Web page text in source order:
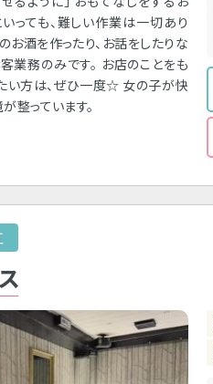
っても、難しい作業は一切あり
お酒を作ったり、お話をしたりな
業務のみです。 お店のことをも
い方は、ぜひ一度☆ 女の子が快
整っています。